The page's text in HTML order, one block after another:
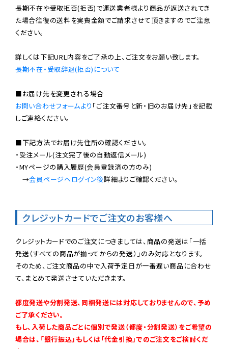
長期不在や受取拒否(拒否)で運送業者様より商品が返送されてき
た場合往復の送料を実費金額でご請求させて頂きますのでご注意
ください。
長期不在・受取辞退(拒否)について
お問い合わせフォームより 「ご注文番号と新・旧のお届け先」を記載
しご連絡ください。
■下記方法でお届け先住所の確認ください。
・受注メール(注文完了後の自動返信メール)
・MYページの購入履歴(会員登録済の方のみ)
→会員ページへログイン後詳細よりご確認ください。
クレジットカードでご注文のお客様へ
クレジットカードでのご注文につきましては、商品の発送は「一括
発送（すべての商品が揃ってからの発送）」のみ対応となります。
そのため、ご注文商品の中で入荷予定日が一番遅い商品に合わせ
て、まとめて発送させていただきます。
都度発送や分割発送、同梱発送には対応しておりませんので、予め
ご了承ください。
もし、入荷した商品ごとに個別で発送（都度・分割発送）をご希望の
場合は、「銀行振込」もしくは「代金引換」でのご注文をご検討くだ